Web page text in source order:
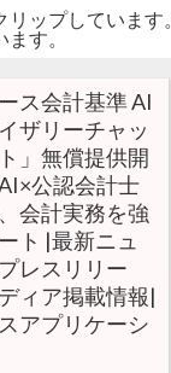
ップしていま
す。
ス会計基準 AI
ザリーチャッ
」無償提供開
公認会計士
会計実務を強
ト |最新ニュ
レスリリー
ィア掲載情報|
アプリケーシ